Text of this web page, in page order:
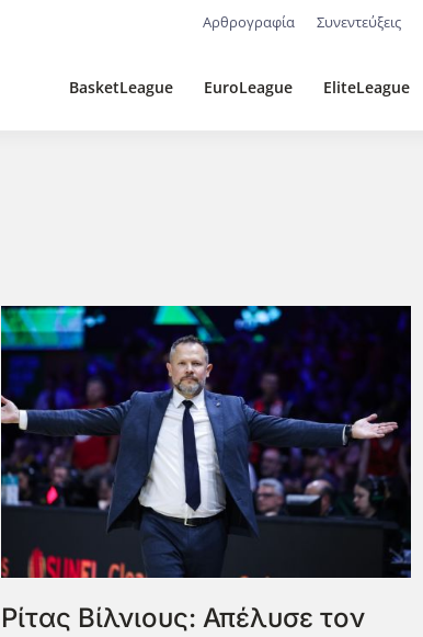
Αρθρογραφία Συνεντεύξεις
BasketLeague EuroLeague EliteLeague
Ρίτας Βίλνιους: Απέλυσε τον